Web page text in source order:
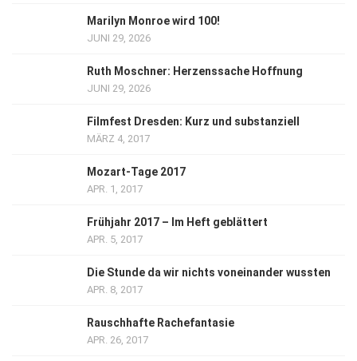
Marilyn Monroe wird 100!
JUNI 29, 2026
Ruth Moschner: Herzenssache Hoffnung
JUNI 29, 2026
Filmfest Dresden: Kurz und substanziell
MÄRZ 4, 2017
Mozart-Tage 2017
APR. 1, 2017
Frühjahr 2017 – Im Heft geblättert
APR. 5, 2017
Die Stunde da wir nichts voneinander wussten
APR. 8, 2017
Rauschhafte Rachefantasie
APR. 26, 2017